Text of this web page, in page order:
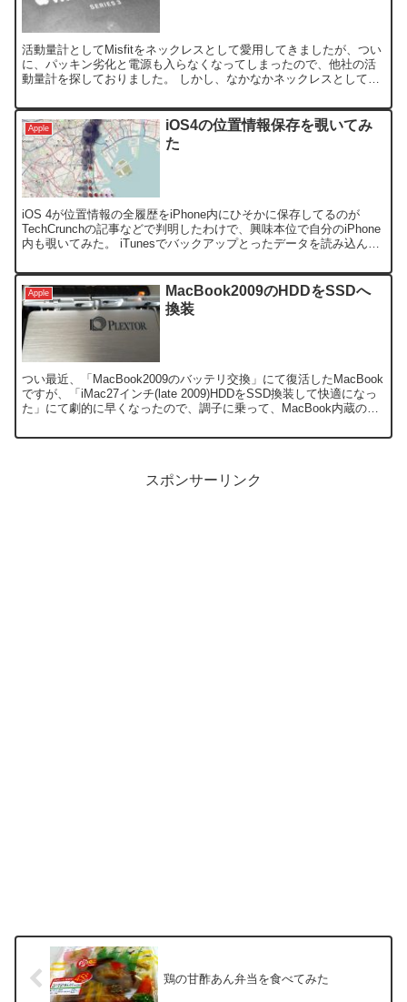
活動量計としてMisfitをネックレスとして愛用してきましたが、つい
に、パッキン劣化と電源も入らなくなってしまったので、他社の活
動量計を探しておりました。 しかし、なかなかネックレスとして装
Apple
iOS4の位置情報保存を覗いてみ
た
iOS 4が位置情報の全履歴をiPhone内にひそかに保存してるのが
TechCrunchの記事などで判明したわけで、興味本位で自分のiPhone
内も覗いてみた。 iTunesでバックアップとったデータを読み込んで
Apple
MacBook2009のHDDをSSDへ
換装
つい最近、「MacBook2009のバッテリ交換」にて復活したMacBook
ですが、「iMac27インチ(late 2009)HDDをSSD換装して快適になっ
た」にて劇的に早くなったので、調子に乗って、MacBook内蔵の
スポンサーリンク
鶏の甘酢あん弁当を食べてみた